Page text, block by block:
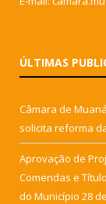
ÚLTIMAS
Câmara de
solicita reforma
Aprovação de
Comendas e
do Município 28